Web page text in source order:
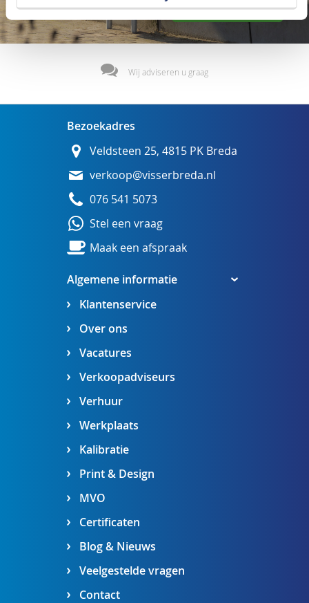
Wij adviseren u graag
Algemene informatie
Klantenservice
Over ons
Vacatures
Verkoopadviseurs
Verhuur
Werkplaats
Kalibratie
Print & Design
MVO
Certificaten
Blog & Nieuws
Veelgestelde vragen
Contact
Bezoekadres
Veldsteen 25, 4815 PK Breda
verkoop@visserbreda.nl
076 541 5073
Stel een vraag
Maak een afspraak